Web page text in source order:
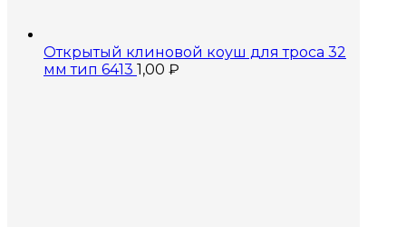
Открытый клиновой коуш для троса 32
мм тип 6413 1,00 ₽